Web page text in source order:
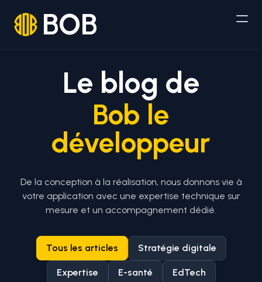
BOB
Le blog de
Bob le
développeur
De la conception à la réalisation, nous donnons vie à
votre application avec une expertise technique sur
mesure et un accompagnement dédié.
Tous les articles Stratégie digitale
Expertise E-santé EdTech